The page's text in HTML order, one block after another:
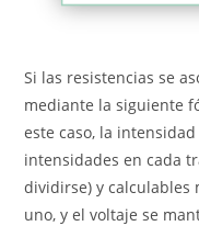
Si las resistencias se
mediante la siguiente
este caso, la
intensidades en cada
dividirse) y calculables
uno, y el voltaje se